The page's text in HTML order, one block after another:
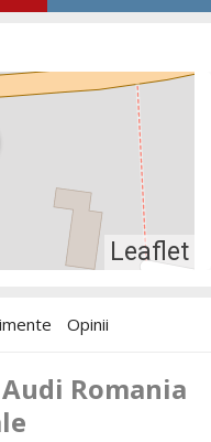
Leaflet
Opinii
Romania